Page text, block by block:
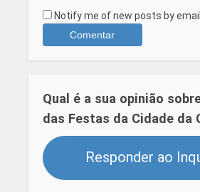
Notify me of new posts by
Qual é a sua opinião
das Festas da Cidade da
Responder ao